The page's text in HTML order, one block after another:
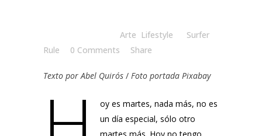
Arte Lifestyle
Surfer
Rule
0 Comments Share
Texto porAbel Quirós / Foto portada Pixabay
oy es martes, nada más, no es
un día especial, sólo otro